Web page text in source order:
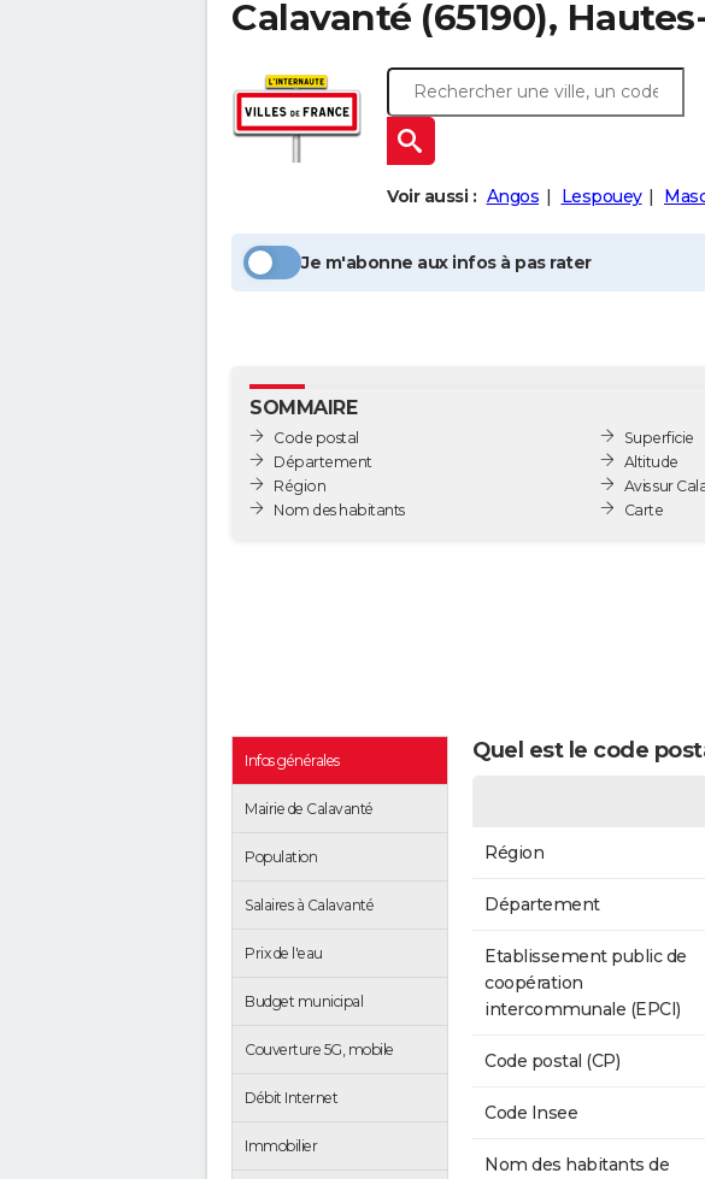
Calavanté (65190),
Voir aussi : Angos Lespouey
Je m'abonne aux infos à pas rater
SOMMAIRE
Code postal
Département
Région
Nom des habitants
Superficie
Altitude
Avis sur
Carte
Infos générales
Mairie de Calavanté
Population
Salaires à Calavanté
Prix de l'eau
Budget municipal
Couverture 5G, mobile
Débit Internet
Immobilier
Quel est le code
Région
Département
Etablissement public de
coopération
intercommunale (EPCI)
Code postal (CP)
Code Insee
Nom des habitants de